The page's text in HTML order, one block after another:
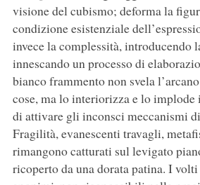
visione del cubismo; deforma la
condizione esistenziale
invece la complessità, introducendo
innescando un processo di
bianco frammento non svela
cose, ma lo interiorizza e lo implode
di attivare gli inconsci meccanismi
Fragilità, evanescenti travagli,
rimangono catturati sul levigato
ricoperto da una dorata patina. I volti